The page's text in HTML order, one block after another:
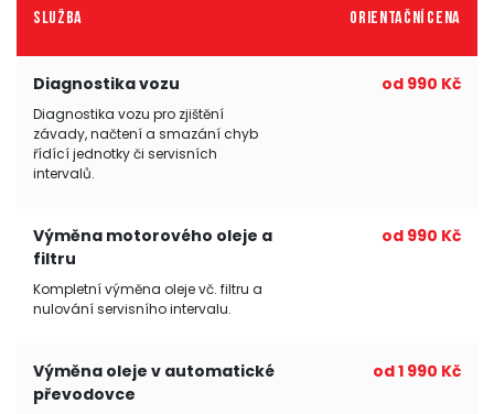
Služba Orientační cena
Diagnostika vozu
Diagnostika vozu pro zjištění
závady, načtení a smazání chyb
řídící jednotky či servisních
intervalů.
od 990 Kč
Výměna motorového oleje a
filtru
Kompletní výměna oleje vč. filtru a
nulování servisního intervalu.
od 990 Kč
Výměna oleje v automatické
převodovce
od 1 990 Kč